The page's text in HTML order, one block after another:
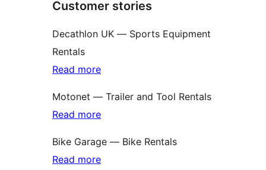
Customer stories
Decathlon UK — Sports Equipment
Rentals
Read more
Motonet — Trailer and Tool Rentals
Read more
Bike Garage — Bike Rentals
Read more